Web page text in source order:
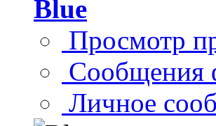
Blue
Просмотр
Сообщения
Личное